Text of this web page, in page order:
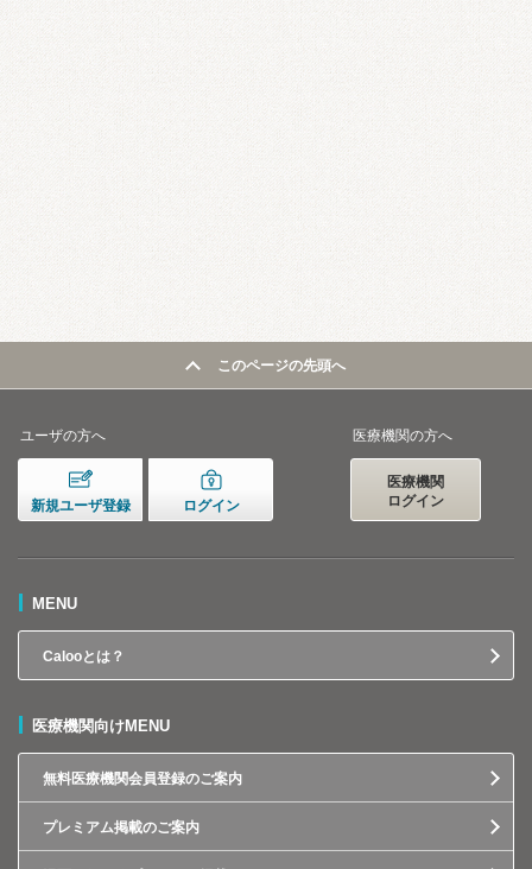
このページの先頭へ
ユーザの方へ
新規ユーザ登録 ログイン
医療機関の方へ
医療機関
ログイン
MENU
Calooとは？
医療機関向けMENU
無料医療機関会員登録のご案内
プレミアム掲載のご案内